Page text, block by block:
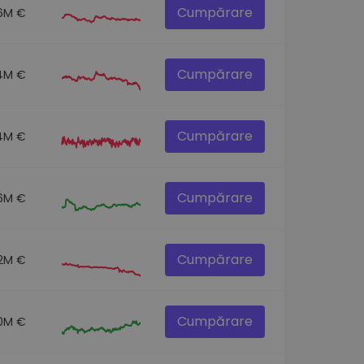
€ Cumpărare
€ Cumpărare
€ Cumpărare
€ Cumpărare
€ Cumpărare
€ Cumpărare